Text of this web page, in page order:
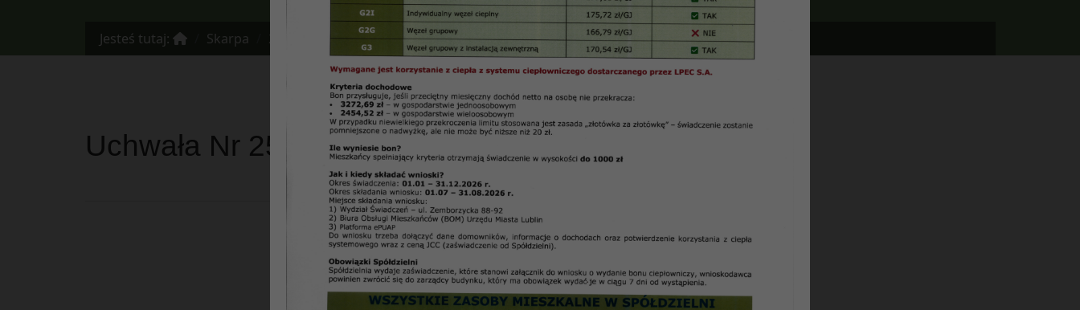
Jesteś tutaj: Skarpa 2020
12: 47
Uchwała Nr 25/2020 z dnia 21.12.2020 r.
Uchwała NR 25/2020 Rady Przedstawicieli Nieruchomości
Osiedla „Błonie” z dnia 21.12.2020 r. w sprawie: zmiany planu
remontów nieruchomości EB 10 Kawaleryjska 14,16,18
osiedla Błonie na rok 2021 poprzez dodanie poz.
uzupełnienie kratek wentylacyjnych stropodachów. Rada